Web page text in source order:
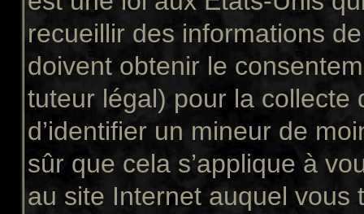
recueillir des informations
doivent obtenir le
tuteur légal) pour la collecte
d’identifier un mineur de
sûr que cela s’applique à
au site Internet auquel vous